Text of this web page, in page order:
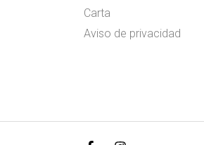
Carta
Aviso de privacidad